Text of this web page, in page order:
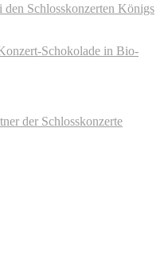
den Schlosskonzerten Königs
Schokolade in Bio-
der Schlosskonzerte